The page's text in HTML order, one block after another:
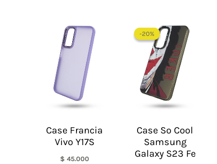
Case Francia
Vivo Y17S
$ 45.000
-20%
-20%
Case So Cool
Samsung
Galaxy S23 Fe
precio
original
era:
$ 60.000.